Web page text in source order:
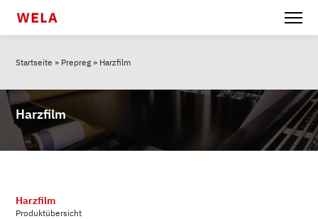
Startseite » Prepreg » Harzfilm
Harzfilm
Harzfilm
Produktübersicht